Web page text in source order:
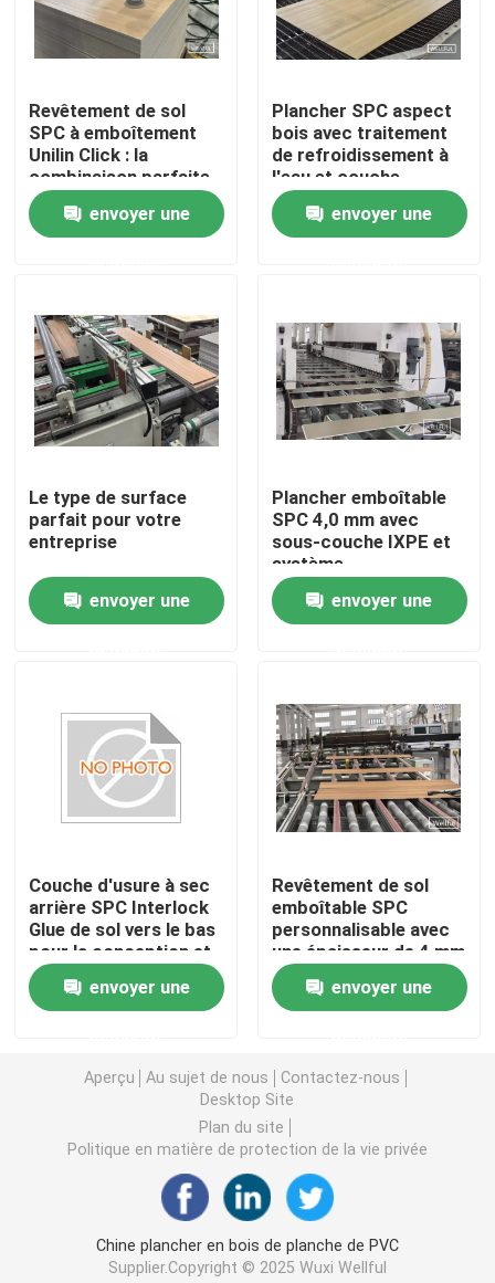
Home
Products
Factory Tour
Quality Control
Contact Us
Le PVC a stratifié le film
Film en bois de PVC de grain
film de meubles de PVC
plancher de planche de PVC
Plancher de vinyle de peau et de bâton
Plancher en bois de vinyle
Revêtement de sol
SPC à emboîtement
Unilin Click : la
combinaison parfaite
de et de durabilité
envoyer une
Plancher SPC aspect
bois avec traitement
de refroidissement à
l'eau et couche
d'usure/couche
d'impression/couche
de base
envoyer une
Le type de surface
parfait pour votre
entreprise
envoyer une
Plancher emboîtable
SPC 4,0 mm avec
sous-couche IXPE et
système
d'emboîtement Unilin
Click
envoyer une
Couche d'usure à sec
arrière SPC Interlock
Glue de sol vers le bas
pour la conception et
la protection de la
structure robuste
envoyer une
Revêtement de sol
emboîtable SPC
personnalisable avec
une épaisseur de 4 mm
à 6,5 mm
envoyer une
Aperçu Au sujet de nous
Contactez-nous
Desktop Site
Plan du site
Politique en matière de protection de la vie privée
Chine plancher en bois de planche de PVC
Supplier.Copyright © 2025 Wuxi Wellful